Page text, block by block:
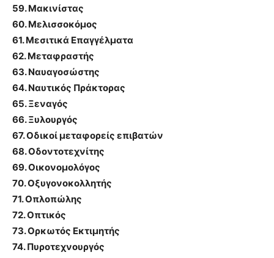
59. Μακινίστας
60. Μελισσοκόμος
61. Μεσιτικά Επαγγέλματα
62. Μεταφραστής
63. Ναυαγοσώστης
64. Ναυτικός Πράκτορας
65. Ξεναγός
66. Ξυλουργός
67. Οδικοί μεταφορείς επιβατών
68. Οδοντοτεχνίτης
69. Οικονομολόγος
70. Οξυγονοκολλητής
71. Οπλοπώλης
72. Οπτικός
73. Ορκωτός Εκτιμητής
74. Πυροτεχνουργός